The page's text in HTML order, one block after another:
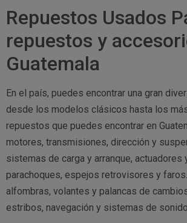
Repuestos Usados
repuestos y
Guatemala
En el país, puedes encontrar una gran
desde los modelos clásicos hasta los
repuestos que puedes encontrar en
motores, transmisiones, dirección y
sistemas de carga y arranque,
parachoques, espejos retrovisores y
alfombras, volantes y palancas de
estribos, navegación y sistemas de sonido.